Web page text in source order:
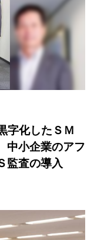
字化したＳＭ
中小企業のアフ
監査の導入